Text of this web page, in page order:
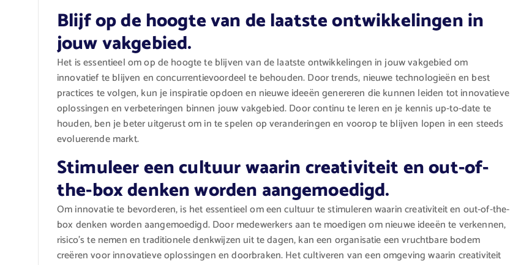
Blijf op de hoogte van de laatste ontwikkelingen in
jouw vakgebied.
Het is essentieel om op de hoogte te blijven van de laatste ontwikkelingen in jouw vakgebied om
innovatief te blijven en concurrentievoordeel te behouden. Door trends, nieuwe technologieën en best
practices te volgen, kun je inspiratie opdoen en nieuwe ideeën genereren die kunnen leiden tot innovatieve
oplossingen en verbeteringen binnen jouw vakgebied. Door continu te leren en je kennis up-to-date te
houden, ben je beter uitgerust om in te spelen op veranderingen en voorop te blijven lopen in een steeds
evoluerende markt.
Stimuleer een cultuur waarin creativiteit en out-of-
the-box denken worden aangemoedigd.
Om innovatie te bevorderen, is het essentieel om een cultuur te stimuleren waarin creativiteit en out-of-the-
box denken worden aangemoedigd. Door medewerkers aan te moedigen om nieuwe ideeën te verkennen,
risico’s te nemen en traditionele denkwijzen uit te dagen, kan een organisatie een vruchtbare bodem
creëren voor innovatieve oplossingen en doorbraken. Het cultiveren van een omgeving waarin creativiteit